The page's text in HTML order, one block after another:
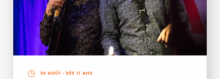
30 AOÛT - DÈS 11 ANS